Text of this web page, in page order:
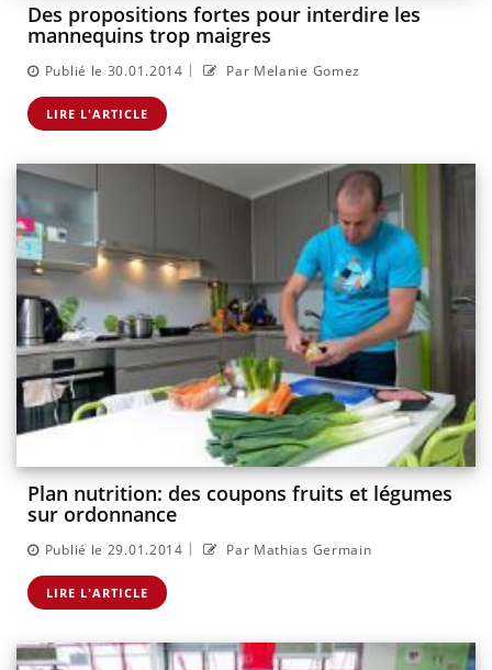
Des propositions fortes pour interdire les
mannequins trop maigres
Publié le 30.01.2014 | Par Melanie Gomez
LIRE L'ARTICLE
Plan nutrition: des coupons fruits et légumes
sur ordonnance
Publié le 29.01.2014 | Par Mathias Germain
LIRE L'ARTICLE